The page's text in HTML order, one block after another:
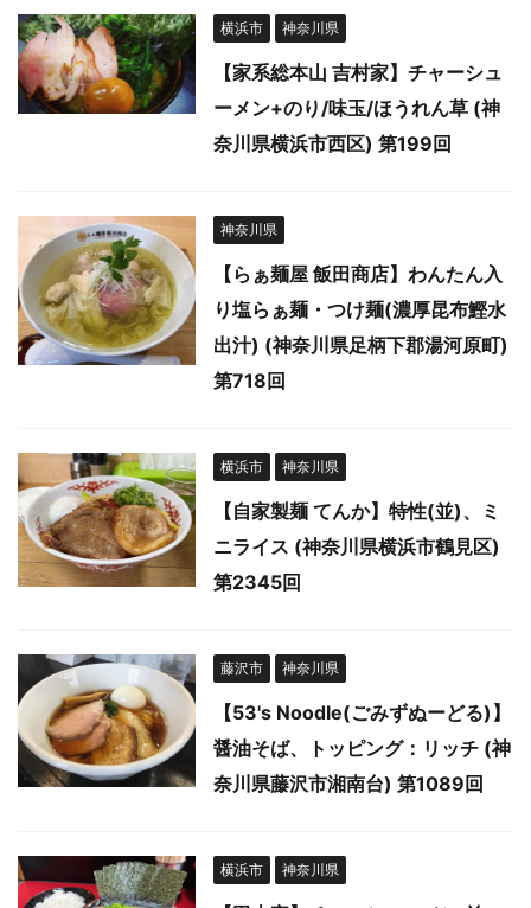
横浜市 神奈川県
【家系総本山 吉村家】チャーシュ
ーメン+のり/味玉/ほうれん草 (神
奈川県横浜市西区) 第199回
神奈川県
【らぁ麺屋 飯田商店】わんたん入
り塩らぁ麺・つけ麺(濃厚昆布鰹水
出汁) (神奈川県足柄下郡湯河原町)
第718回
横浜市 神奈川県
【自家製麺 てんか】特性(並)、ミ
ニライス (神奈川県横浜市鶴見区)
第2345回
藤沢市 神奈川県
【53's Noodle(ごみずぬーどる)】
醤油そば、トッピング：リッチ (神
奈川県藤沢市湘南台) 第1089回
横浜市 神奈川県